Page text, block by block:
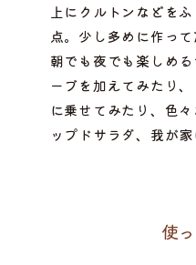
上にクルトンなどを
点。少し多めに作っ
朝でも夜でも楽しめ
ーブを加えてみたり
に乗せてみたり、色
ップドサラダ、我が